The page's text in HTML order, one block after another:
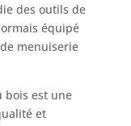
c’est un
designers et
De
dans une
; sa
le
des outils de
équipé
menuiserie
bois est une
et